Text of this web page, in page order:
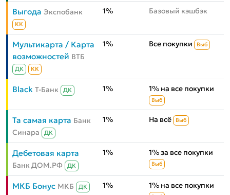
Выгода Экспобанк
КК
1% Базовый кэшбэк
Мультикарта / Карта
возможностей ВТБ
ДК КК
1% Все покупки Выб
Black Т-Банк ДК 1% 1% на все покупки
Выб
Та самая карта Банк
Синара
ДК
1% На всё Выб
Дебетовая карта
Банк ДОМ.РФ ДК
1% 1% за все покупки
Выб
МКБ Бонус МКБ ДК 1% 1% на все покупки